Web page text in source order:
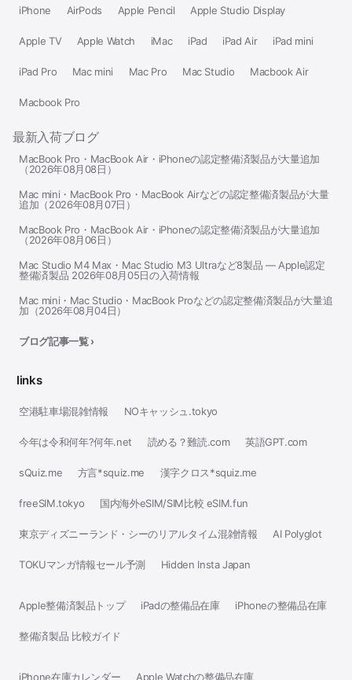
iPhone AirPods Apple Pencil Apple Studio Display
Apple TV Apple Watch iMac iPad iPad Air iPad mini
iPad Pro Mac mini Mac Pro Mac Studio Macbook Air
Macbook Pro
最新入荷ブログ
MacBook Pro・MacBook Air・iPhoneの認定整備済製品が大量追加
（2026年08月08日）
Mac mini・MacBook Pro・MacBook Airなどの認定整備済製品が大量
追加（2026年08月07日）
MacBook Pro・MacBook Air・iPhoneの認定整備済製品が大量追加
（2026年08月06日）
Mac Studio M4 Max・Mac Studio M3 Ultraなど8製品 — Apple認定
整備済製品 2026年08月05日の入荷情報
Mac mini・Mac Studio・MacBook Proなどの認定整備済製品が大量追
加（2026年08月04日）
ブログ記事一覧 ›
links
空港駐車場混雑情報 NOキャッシュ.tokyo
今年は令和何年?何年.net 読める？難読.com 英語GPT.com
sQuiz.me 方言*squiz.me 漢字クロス*squiz.me
freeSIM.tokyo 国内海外eSIM/SIM比較 eSIM.fun
東京ディズニーランド・シーのリアルタイム混雑情報 AI Polyglot
TOKUマンガ情報セール予測 Hidden Insta Japan
Apple整備済製品トップ iPadの整備品在庫 iPhoneの整備品在庫
整備済製品 比較ガイド
iPhone在庫カレンダー Apple Watchの整備品在庫